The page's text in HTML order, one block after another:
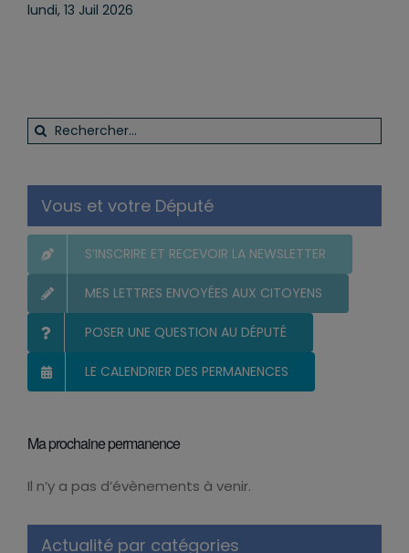
Rechercher:
Vous et votre Député
MES LETTRES ENVOYÉES AUX CITOYENS
LE CALENDRIER DES PERMANENCES